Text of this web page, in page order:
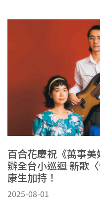
百合花慶祝《萬事
辦全台小巡迴 新歌
康生加持！
2025-08-01